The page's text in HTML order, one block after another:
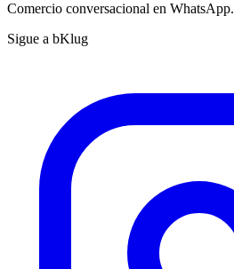
Comercio conversacional en WhatsApp.
Sigue a bKlug